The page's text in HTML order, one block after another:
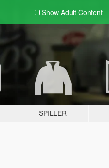
Show Adult Content
SPILLER